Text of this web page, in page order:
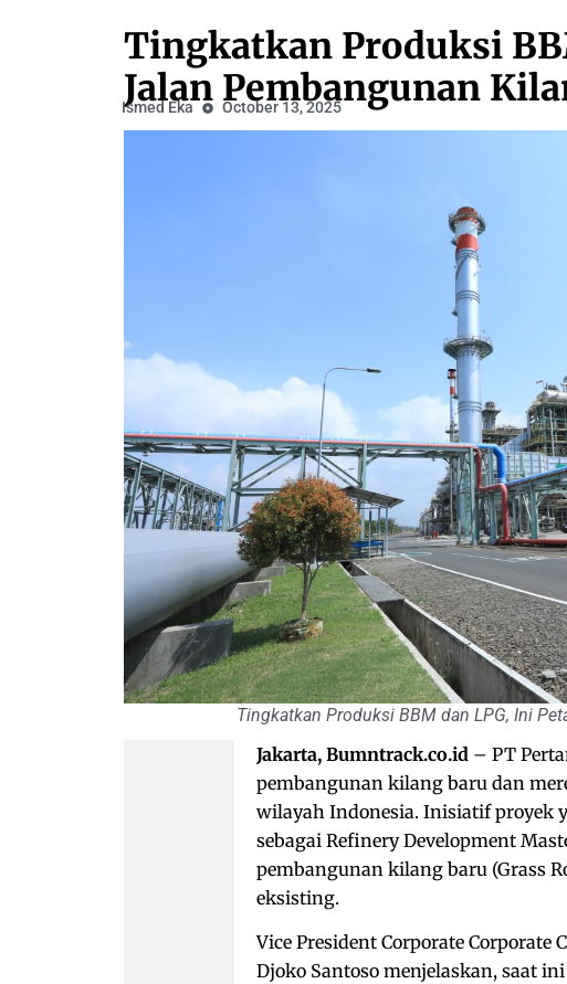
Tingkatkan Produksi
Jalan Pembangunan
Ismed Eka October 13, 2025
Tingkatkan Produksi BBM dan LPG, Ini
Jakarta, Bumntrack.co.id – PT
pembangunan kilang baru dan
wilayah Indonesia. Inisiatif proyek
sebagai Refinery Development
pembangunan kilang baru (Grass
eksisting.
Vice President Corporate Corporate
Djoko Santoso menjelaskan, saat